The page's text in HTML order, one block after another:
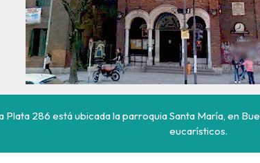
Plata 286 está ubicada la parroquia Santa María, en
eucarísticos.